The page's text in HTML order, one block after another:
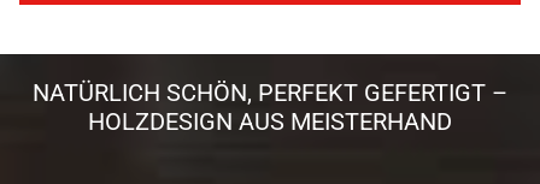
NATÜRLICH SCHÖN, PERFEKT GEFERTIGT –
HOLZDESIGN AUS MEISTERHAND